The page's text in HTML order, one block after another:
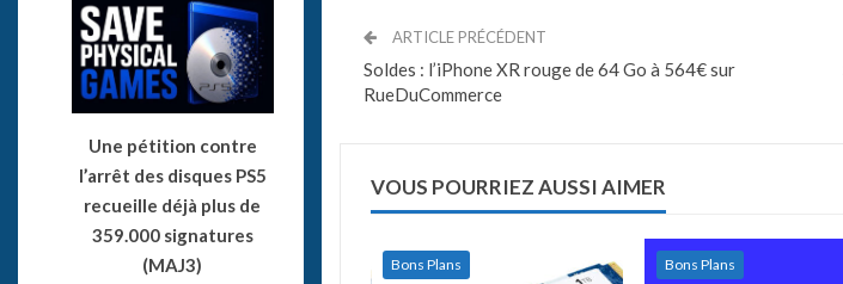
ARTICLE PRÉCÉDENT
Soldes : l’iPhone XR rouge de 64 Go à 564€ sur
RueDuCommerce
VOUS POURRIEZ AUSSI AIMER
Bons Plans Bons Plans
Une pétition contre
l’arrêt des disques PS5
recueille déjà plus de
359.000 signatures
(MAJ3)